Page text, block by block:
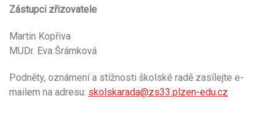
Zástupci zřizovatele
Martin Kopřiva
MUDr. Eva Šrámková
Podněty, oznámení a stížnosti školské radě zasílejte e-
mailem na adresu: skolskarada@zs33.plzen-edu.cz